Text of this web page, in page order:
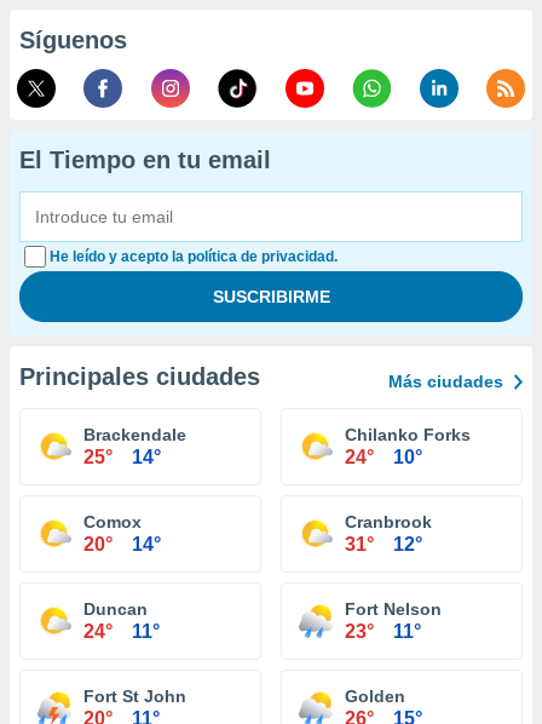
Síguenos
El Tiempo en tu email
He leído y acepto la política de privacidad.
Principales ciudades Más ciudades
Brackendale
25° 14°
Chilanko Forks
24° 10°
Comox
20° 14°
Cranbrook
31° 12°
Duncan
24° 11°
Fort Nelson
23° 11°
Fort St John
20° 11°
Golden
26° 15°